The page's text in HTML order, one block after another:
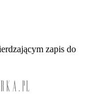
zapis do